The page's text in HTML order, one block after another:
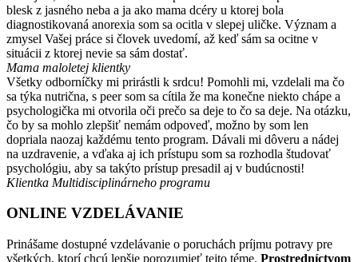
blesk z jasného neba a ja ako mama dcéry u ktorej bola
diagnostikovaná anorexia som sa ocitla v slepej uličke. Význam a
zmysel Vašej práce si človek uvedomí, až keď sám sa ocitne v
situácii z ktorej nevie sa sám dostať.
Mama maloletej klientky
Všetky odborníčky mi prirástli k srdcu! Pomohli mi, vzdelali ma čo
sa týka nutrična, s peer som sa cítila že ma konečne niekto chápe a
psychologička mi otvorila oči prečo sa deje to čo sa deje. Na otázku,
čo by sa mohlo zlepšiť nemám odpoveď, možno by som len
dopriala naozaj každému tento program. Dávali mi dôveru a nádej
na uzdravenie, a vďaka aj ich prístupu som sa rozhodla študovať
psychológiu, aby sa takýto prístup presadil aj v budúcnosti!
Klientka Multidisciplinárneho programu
ONLINE VZDELÁVANIE
Prinášame dostupné vzdelávanie o poruchách príjmu potravy pre
všetkých, ktorí chcú lepšie porozumieť tejto téme. Prostredníctvom